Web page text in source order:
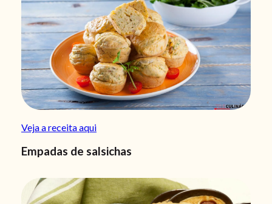
Veja a receita aqui
Empadas de salsichas